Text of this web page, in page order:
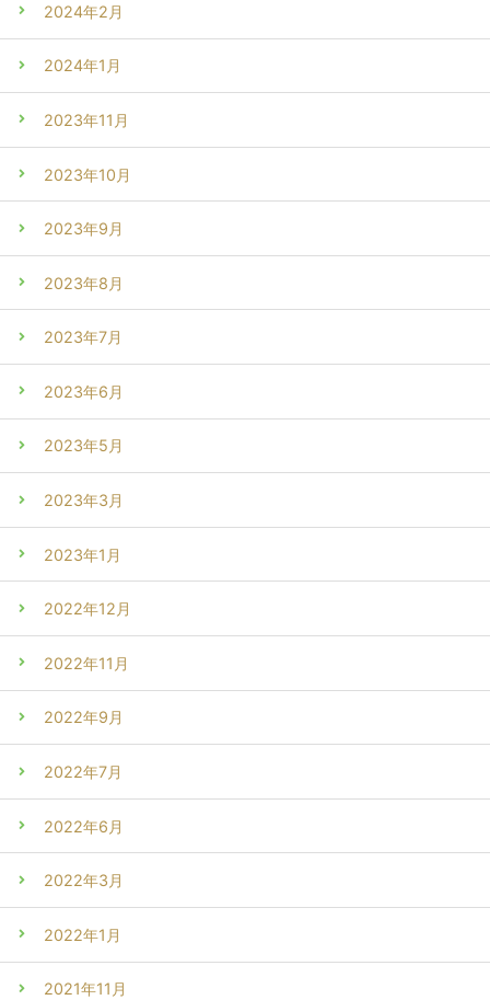
2024年2月
2024年1月
2023年11月
2023年10月
2023年9月
2023年8月
2023年7月
2023年6月
2023年5月
2023年3月
2023年1月
2022年12月
2022年11月
2022年9月
2022年7月
2022年6月
2022年3月
2022年1月
2021年11月